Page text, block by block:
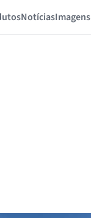
NotíciasImagens